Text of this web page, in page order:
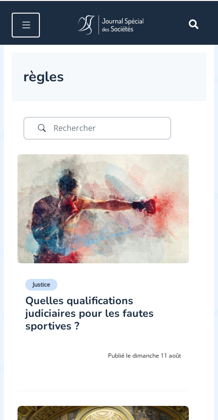
règles
Justice
Quelles qualifications
judiciaires pour les fautes
sportives ?
Publié le dimanche 11 août